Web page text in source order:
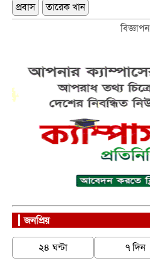
প্রবাস
তারেক খান
বিজ্ঞাপন
জনপ্রিয়
২৪ ঘন্টা ৭ দিন